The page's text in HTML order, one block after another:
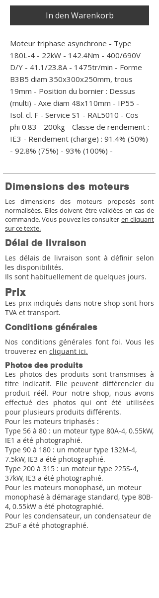
In den Warenkorb
Moteur triphase asynchrone - Type
180L-4 - 22kW - 142.4Nm - 400/690V
D/Y - 41.1/23.8A - 1475tr/min - Forme
B3B5 diam 350x300x250mm, trous
19mm - Position du bornier : Dessus
(multi) - Axe diam 48x110mm - IP55 -
Isol. cl. F - Service S1 - RAL5010 - Cos
phi 0.83 - 200kg - Classe de rendement :
IE3 - Rendement (charge) : 91.4% (50%)
- 92.8% (75%) - 93% (100%) -
Dimensions des moteurs
Les dimensions des moteurs proposés sont
normalisées. Elles doivent être validées en cas de
commande. Vous pouvez les consulter en cliquant
sur ce texte.
Délai de livraison
Les délais de livraison sont à définir selon
les disponibilités.
Ils sont habituellement de quelques jours.
Prix
Les prix indiqués dans notre shop sont hors
TVA et transport.
Conditions générales
Nos conditions générales font foi. Vous les
trouverez en cliquant ici.
Photos des produits
Les photos des produits sont transmises à
titre indicatif. Elle peuvent différencier du
produit réél. Pour notre shop, nous avons
effectué des photos qui ont été utilisées
pour plusieurs produits différents.
Pour les moteurs triphasés :
Type 56 à 80 : un moteur type 80A-4, 0.55kW,
IE1 a été photographié.
Type 90 à 180 : un moteur type 132M-4,
7.5kW, IE3 a été photographié.
Type 200 à 315 : un moteur type 225S-4,
37kW, IE3 a été photographié.
Pour les moteurs monophasé, un moteur
monophasé à démarage standard, type 80B-
4, 0.55kW a été photographié.
Pour les condensateur, un condensateur de
25uF a été photographié.